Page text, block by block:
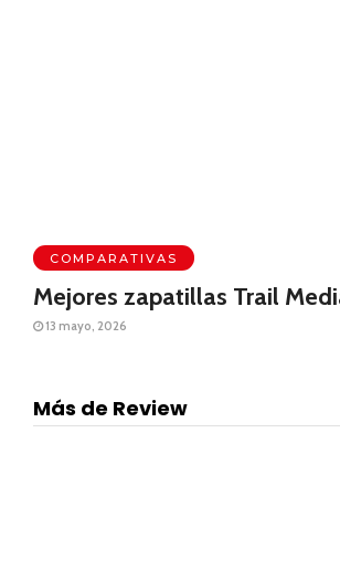
COMPARATIVAS
Mejores zapatillas Trail
13 mayo, 2026
Más de Review